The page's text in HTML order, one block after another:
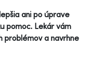
ani po úprave
pomoc. Lekár vám
problémov a navrhne